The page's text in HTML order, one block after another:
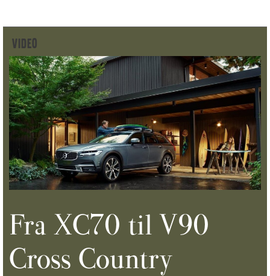
VIDEO
Fra XC70 til V90
Cross Country